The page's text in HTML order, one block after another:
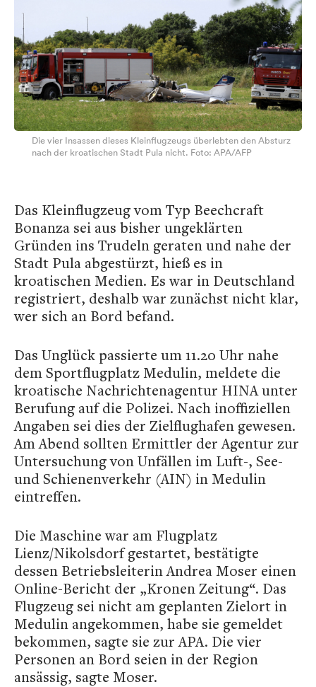
Die vier Insassen dieses Kleinflugzeugs überlebten den Absturz
nach der kroatischen Stadt Pula nicht. Foto: APA/AFP
Das Kleinflugzeug vom Typ Beechcraft
Bonanza sei aus bisher ungeklärten
Gründen ins Trudeln geraten und nahe der
Stadt Pula abgestürzt, hieß es in
kroatischen Medien. Es war in Deutschland
registriert, deshalb war zunächst nicht klar,
wer sich an Bord befand.
Das Unglück passierte um 11.20 Uhr nahe
dem Sportflugplatz Medulin, meldete die
kroatische Nachrichtenagentur HINA unter
Berufung auf die Polizei. Nach inoffiziellen
Angaben sei dies der Zielflughafen gewesen.
Am Abend sollten Ermittler der Agentur zur
Untersuchung von Unfällen im Luft-, See-
und Schienenverkehr (AIN) in Medulin
eintreffen.
Die Maschine war am Flugplatz
Lienz/Nikolsdorf gestartet, bestätigte
dessen Betriebsleiterin Andrea Moser einen
Online-Bericht der „Kronen Zeitung“. Das
Flugzeug sei nicht am geplanten Zielort in
Medulin angekommen, habe sie gemeldet
bekommen, sagte sie zur APA. Die vier
Personen an Bord seien in der Region
ansässig, sagte Moser.